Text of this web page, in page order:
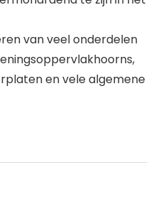
van veel onderdelen
en vele algemene